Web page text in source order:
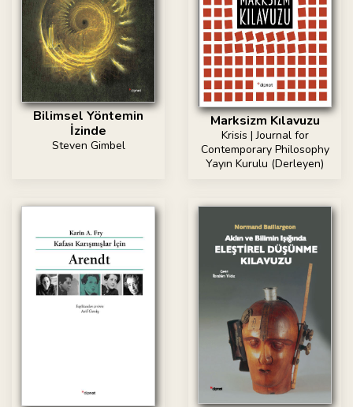
Bilimsel Yöntemin
İzinde
Steven Gimbel
Marksizm Kılavuzu
Krisis | Journal for
Contemporary Philosophy
Yayın Kurulu (Derleyen)